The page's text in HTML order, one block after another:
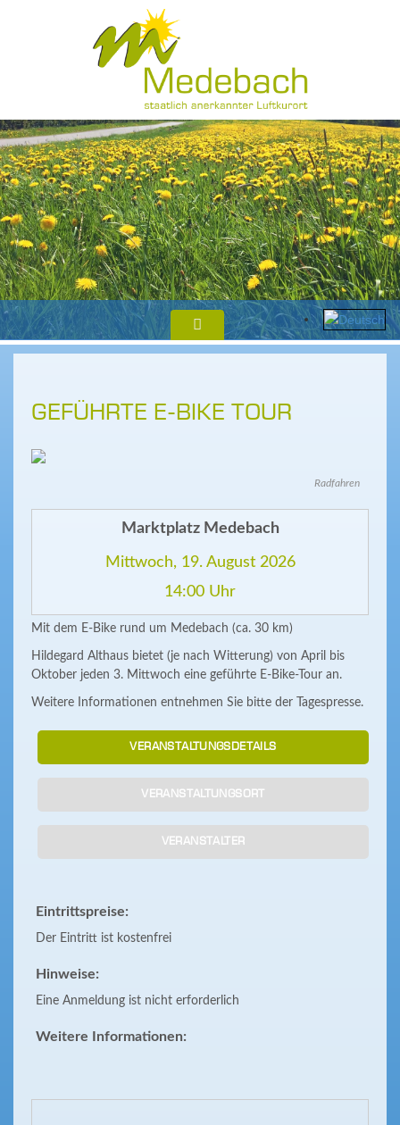
GEFÜHRTE E-BIKE TOUR
Radfahren
Marktplatz Medebach
Mittwoch, 19. August 2026
14:00 Uhr
Mit dem E-Bike rund um Medebach (ca. 30 km)
Hildegard Althaus bietet (je nach Witterung) von April bis
Oktober jeden 3. Mittwoch eine geführte E-Bike-Tour an.
Weitere Informationen entnehmen Sie bitte der Tagespresse.
VERANSTALTUNGSDETAILS
VERANSTALTUNGSORT
VERANSTALTER
Eintrittspreise:
Der Eintritt ist kostenfrei
Hinweise:
Eine Anmeldung ist nicht erforderlich
Weitere Informationen: